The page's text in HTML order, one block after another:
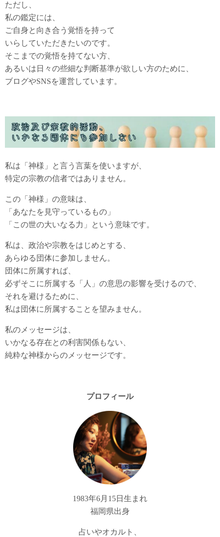
ただし、
私の鑑定には、
ご自身と向き合う覚悟を持って
いらしていただきたいのです。
そこまでの覚悟を持てない方、
あるいは日々の些細な判断基準が欲しい方のために、
ブログやSNSを運営しています。
私は「神様」と言う言葉を使いますが、
特定の宗教の信者ではありません。
この「神様」の意味は、
「あなたを見守っているもの」
「この世の大いなる力」という意味です。
私は、政治や宗教をはじめとする、
あらゆる団体に参加しません。
団体に所属すれば、
必ずそこに所属する「人」の意思の影響を受けるので、
それを避けるために、
私は団体に所属することを望みません。
私のメッセージは、
いかなる存在との利害関係もない、
純粋な神様からのメッセージです。
プロフィール
1983年6月15日生まれ
福岡県出身
占いやオカルト、